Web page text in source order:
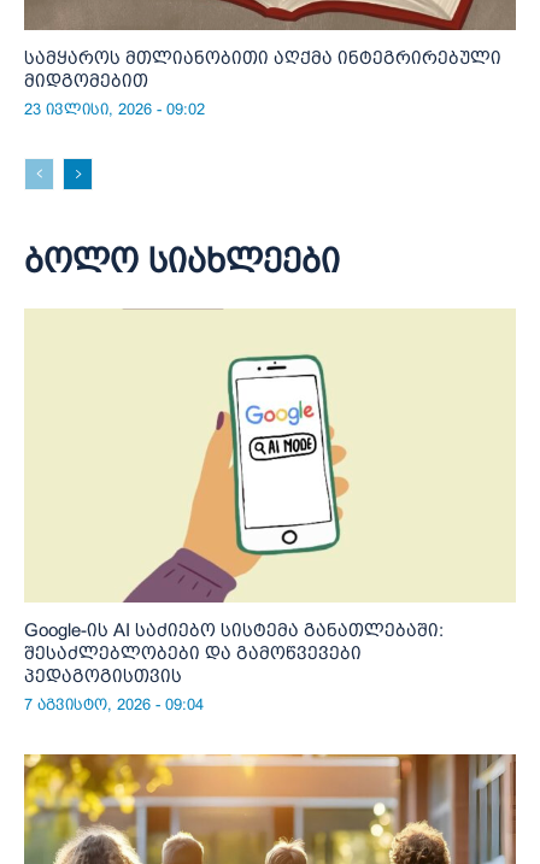
სამყაროს მთლიანობითი აღქმა ინტეგრირებული
მიდგომებით
23 ივლისი, 2026 - 09:02
ბოლო სიახლეები
Google-ის AI საძიებო სისტემა განათლებაში:
შესაძლებლობები და გამოწვევები
პედაგოგისთვის
7 აგვისტო, 2026 - 09:04